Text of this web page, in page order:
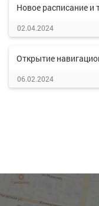
Новое расписание и
02.04.2024
Открытие
06.02.2024